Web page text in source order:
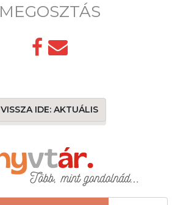
MEGOSZTÁS
VISSZA IDE: AKTUÁLIS